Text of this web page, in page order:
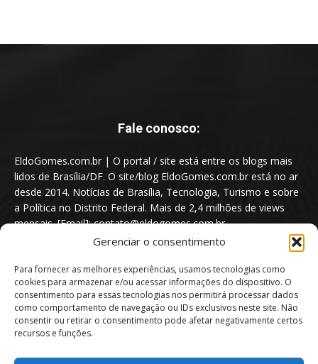
Gerenciar o consentimento
Para fornecer as melhores experiências, usamos tecnologias como
cookies para armazenar e/ou acessar informações do dispositivo. O
consentimento para essas tecnologias nos permitirá processar dados
como comportamento de navegação ou IDs exclusivos neste site. Não
consentir ou retirar o consentimento pode afetar negativamente certos
recursos e funções.
Fale conosco:
EldoGomes.com.br | O portal / site está entre os blogs mais
lidos de Brasília/DF. O site/blog EldoGomes.com.br está no ar
desde 2014. Notícias de Brasília, Tecnologia, Turismo e sobre
a Política no Distrito Federal. Mais de 2,4 milhões de views
mensais. [Email]: contato@eldogomes.com.br